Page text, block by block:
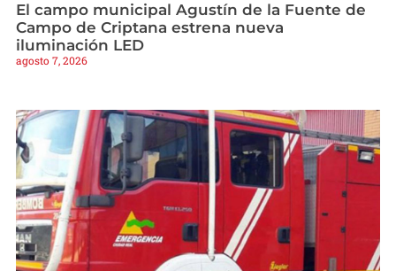
El campo municipal Agustín de la Fuente de
Campo de Criptana estrena nueva
iluminación LED
agosto 7, 2026